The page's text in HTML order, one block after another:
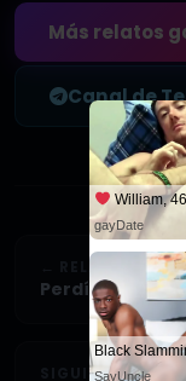
Más relatos
Canal de
← RELATO
Perdí mi
SIGUIENTE
William, 46
gayDate
Black
SayUncle